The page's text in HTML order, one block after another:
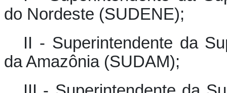
do Nordeste (SUDENE);
II - Superintendente da
da Amazônia (SUDAM);